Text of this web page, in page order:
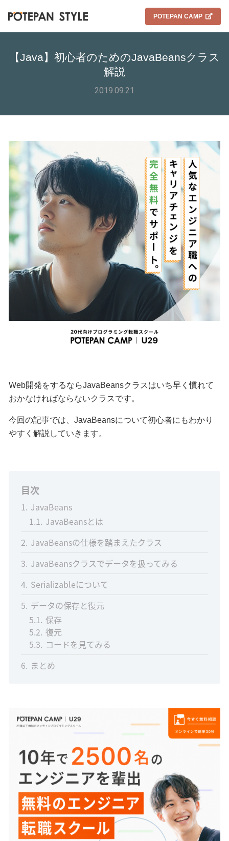
POTEPAN CAMP
【Java】初心者のためのJavaBeansクラス
解説
2019.09.21
Web開発をするならJavaBeansクラスはいち早く慣れて
おかなければならないクラスです。
今回の記事では、JavaBeansについて初心者にもわかり
やすく解説していきます。
目次
1 JavaBeans
1.1 JavaBeansとは
2 JavaBeansの仕様を踏まえたクラス
3 JavaBeansクラスでデータを扱ってみる
4 Serializableについて
5 データの保存と復元
5.1 保存
5.2 復元
5.3 コードを見てみる
6 まとめ